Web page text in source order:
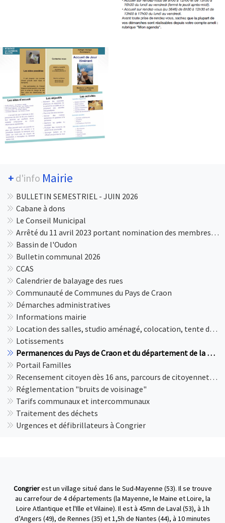
+ d'info Mairie
BULLETIN SEMESTRIEL - JUIN 2026
Cabane à dons
Le Conseil Municipal
Arrêté du 11 avril 2023 portant nomination des membres de la commission de contrôle chargée de la régularité des listes électorales de la commune de Congrier
Bassin de l'Oudon
Bulletin communal 2026
CCAS
Calendrier de balayage des rues
Communauté de Communes du Pays de Craon
Démarches administratives
Informations mairie
Location des salles, studio aménagé, colocation, tente de réception et petit matériel
Lotissements
Permanences du Pays de Craon et du département de la Mayenne
Portail Familles
Recensement citoyen dès 16 ans, parcours de citoyenneté, enseignement de défense, et JDC
Réglementation "bruits de voisinage"
Tarifs communaux et intercommunaux
Traitement des déchets
Urgences et défibrillateurs à Congrier
Congrierest un village situé dans le Sud-Mayenne (53). Il se trouve
au carrefour de 4 départements (la Mayenne, le Maine et Loire, la
Loire Atlantique et l'Ille et Vilaine). Il est à 45mn de Laval (53), à 1h
d’Angers (49), de Rennes (35) et 1,5h de Nantes (44), à 10 minutes